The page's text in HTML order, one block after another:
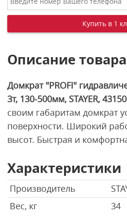
Описание товара
Домкрат "PROFI"
3т, 130-500мм, STAYER,
своим габаритам домкрат
поверхности. Широкий
высот. Быстрая и
Характеристики
Производитель
Вес, кг
34